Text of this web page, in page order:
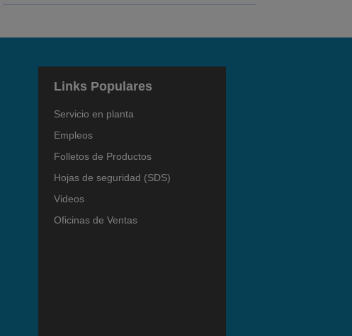
Links Populares
Servicio en planta
Empleos
Folletos de Productos
Hojas de seguridad (SDS)
Videos
Oficinas de Ventas